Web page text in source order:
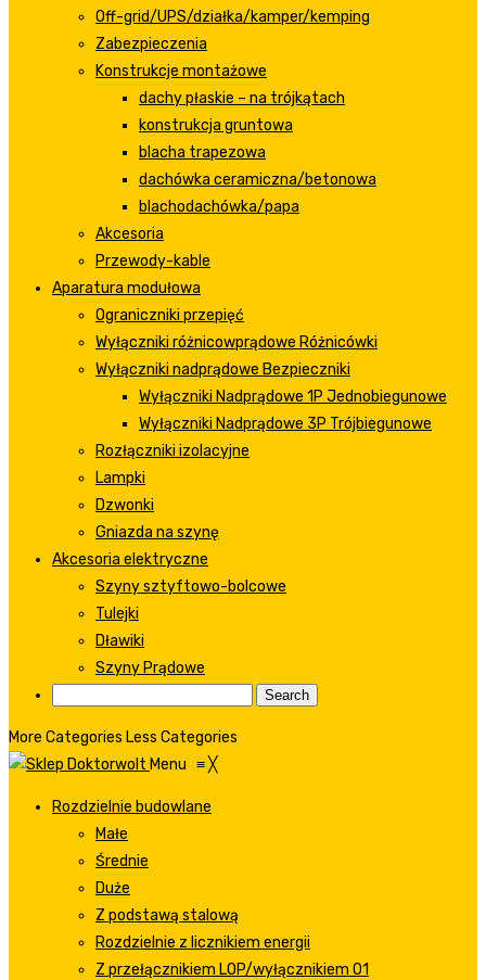
Off-grid/UPS/działka/kamper/kemping
Zabezpieczenia
Konstrukcje montażowe
dachy płaskie – na trójkątach
konstrukcja gruntowa
blacha trapezowa
dachówka ceramiczna/betonowa
blachodachówka/papa
Akcesoria
Przewody-kable
Aparatura modułowa
Ograniczniki przepięć
Wyłączniki różnicowprądowe Różnicówki
Wyłączniki nadprądowe Bezpieczniki
Wyłączniki Nadprądowe 1P Jednobiegunowe
Wyłączniki Nadprądowe 3P Trójbiegunowe
Rozłączniki izolacyjne
Lampki
Dzwonki
Gniazda na szynę
Akcesoria elektryczne
Szyny sztyftowo-bolcowe
Tulejki
Dławiki
Szyny Prądowe
More Categories Less Categories
Menu ≡╳
Rozdzielnie budowlane
Małe
Średnie
Duże
Z podstawą stalową
Rozdzielnie z licznikiem energii
Z przełącznikiem LOP/wyłącznikiem 01